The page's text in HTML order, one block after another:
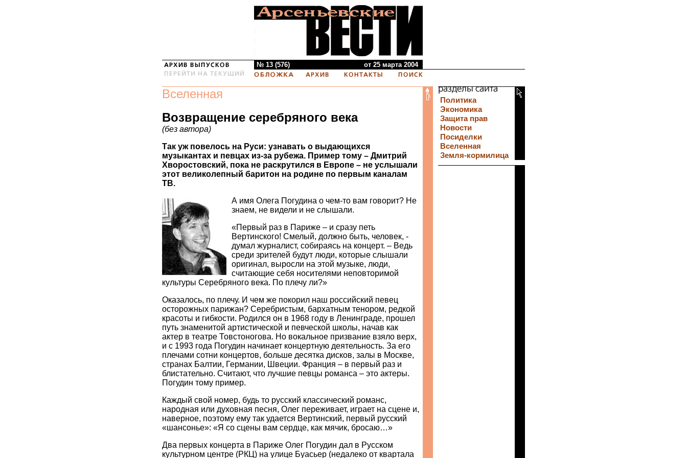
№ 13 (576) от 25 марта 2004
Вселенная
Возвращение серебряного века
(без автора)
Так уж повелось на Руси: узнавать о выдающихся
музыкантах и певцах из-за рубежа. Пример тому – Дмитрий
Хворостовский, пока не раскрутился в Европе – не услышали
этот великолепный баритон на родине по первым каналам
ТВ.
А имя Олега Погудина о чем-то вам говорит? Не
знаем, не видели и не слышали.
«Первый раз в Париже – и сразу петь
Вертинского! Смелый, должно быть, человек, -
думал журналист, собираясь на концерт. – Ведь
среди зрителей будут люди, которые слышали
оригинал, выросли на этой музыке, люди,
считающие себя носителями неповторимой
культуры Серебряного века. По плечу ли?»
Оказалось, по плечу. И чем же покорил наш российский певец
осторожных парижан? Серебристым, бархатным тенором, редкой
красоты и гибкости. Родился он в 1968 году в Ленинграде, прошел
путь знаменитой артистической и певческой школы, начав как
актер в театре Товстоногова. Но вокальное призвание взяло верх,
и с 1993 года Погудин начинает концертную деятельность. За его
плечами сотни концертов, больше десятка дисков, залы в Москве,
странах Балтии, Германии, Швеции. Франция – в первый раз и
блистательно. Считают, что лучшие певцы романса – это актеры.
Погудин тому пример.
Каждый свой номер, будь то русский классический романс,
народная или духовная песня, Олег переживает, играет на сцене и,
наверное, поэтому ему так удается Вертинский, первый русский
«шансонье»: «Я со сцены вам сердце, как мячик, бросаю…»
Два первых концерта в Париже Олег Погудин дал в Русском
культурном центре (РКЦ) на улице Буасьер (недалеко от квартала
Политика
Экономика
Защита прав
Новости
Посиделки
Вселенная
Земля-кормилица